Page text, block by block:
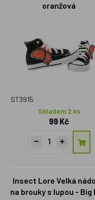
oranžová
ST3915
Skladem 2 ks
99 Kč
Insect Lore Velká
na brouky s lupou - Big